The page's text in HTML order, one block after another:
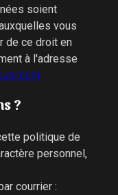
soient
vous
de ce droit en
à l'adresse
?
politique de
personnel,
courrier :